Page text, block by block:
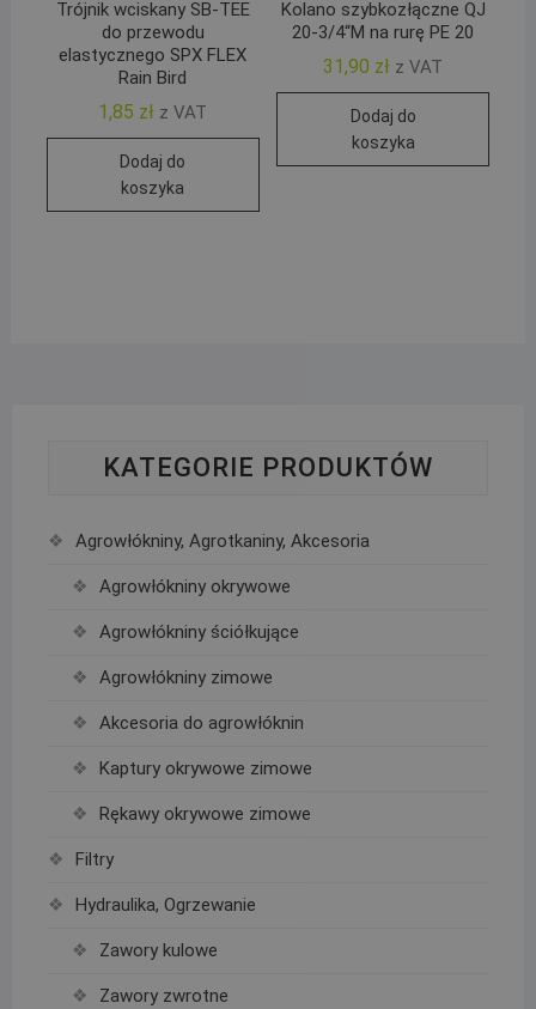
Trójnik wciskany SB-TEE
do przewodu
elastycznego SPX FLEX
Rain Bird
1,85 zł z VAT
Dodaj do
koszyka
Kolano szybkozłączne QJ
20-3/4“M na rurę PE 20
31,90 zł z VAT
Dodaj do
koszyka
KATEGORIE PRODUKTÓW
Agrowłókniny, Agrotkaniny, Akcesoria
Agrowłókniny okrywowe
Agrowłókniny ściółkujące
Agrowłókniny zimowe
Akcesoria do agrowłóknin
Kaptury okrywowe zimowe
Rękawy okrywowe zimowe
Filtry
Hydraulika, Ogrzewanie
Zawory kulowe
Zawory zwrotne